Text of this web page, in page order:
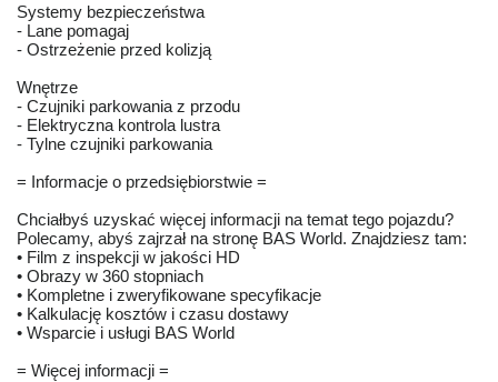
Systemy bezpieczeństwa
- Lane pomagaj
- Ostrzeżenie przed kolizją
Wnętrze
- Czujniki parkowania z przodu
- Elektryczna kontrola lustra
- Tylne czujniki parkowania
= Informacje o przedsiębiorstwie =
Chciałbyś uzyskać więcej informacji na temat tego pojazdu?
Polecamy, abyś zajrzał na stronę BAS World. Znajdziesz tam:
• Film z inspekcji w jakości HD
• Obrazy w 360 stopniach
• Kompletne i zweryfikowane specyfikacje
• Kalkulację kosztów i czasu dostawy
• Wsparcie i usługi BAS World
= Więcej informacji =